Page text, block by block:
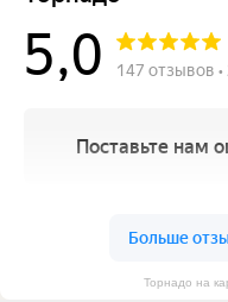
Торнадо на